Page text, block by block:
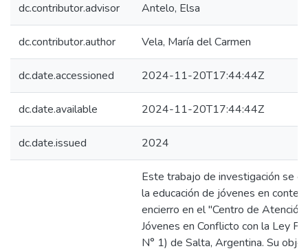
dc.contributor.advisor Antelo, Elsa
dc.contributor.author Vela, María del Carmen
dc.date.accessioned 2024-11-20T17:44:44Z
dc.date.available 2024-11-20T17:44:44Z
dc.date.issued 2024
Este trabajo de investigación se
la educación de jóvenes en
encierro en el "Centro de Atención
Jóvenes en Conflicto con la Ley
N° 1) de Salta, Argentina. Su